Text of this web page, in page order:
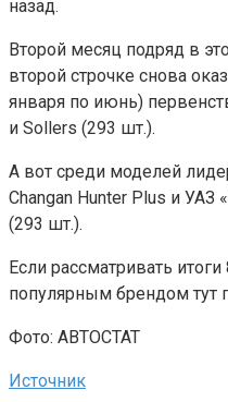
назад.
Второй месяц подряд в
второй строчке снова
января по июнь)
и Sollers (293 шт.).
А вот среди моделей
Changan Hunter Plus и УАЗ
(293 шт.).
Если рассматривать
популярным брендом тут
Фото: АВТОСТАТ
Источник